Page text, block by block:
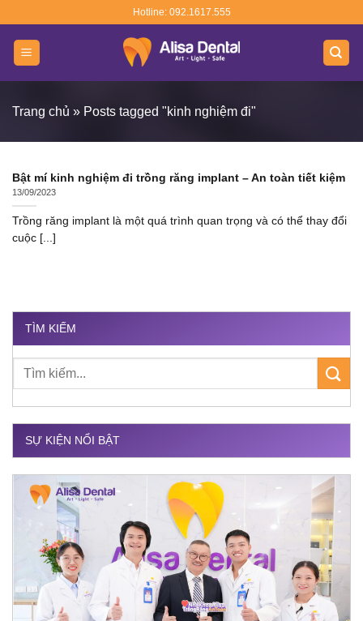
content
Hotline: 092.1617.555
Trang chủ » Posts tagged "kinh nghiệm đi"
Bật mí kinh nghiệm đi trồng răng implant – An toàn tiết kiệm
13/09/2023
Trồng răng implant là một quá trình quan trọng và có thể thay đổi
cuộc [...]
TÌM KIẾM
SỰ KIỆN NỔI BẬT